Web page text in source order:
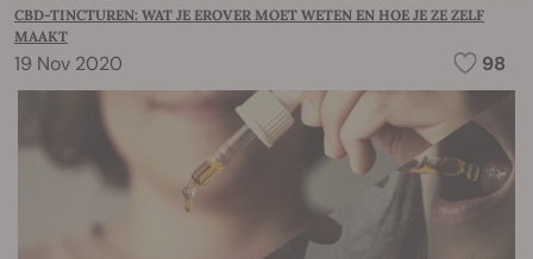
CBD-TINCTUREN: WAT JE EROVER MOET WETEN EN HOE JE ZE ZELF
MAAKT
19 Nov 2020 98